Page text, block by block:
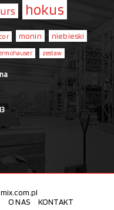
hokus
monin niebieski
zestaw
O NAS KONTAKT